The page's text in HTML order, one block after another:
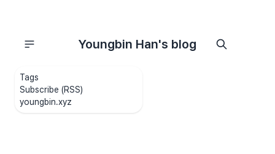
Tags
Subscribe (RSS)
youngbin.xyz
Youngbin Han's blog